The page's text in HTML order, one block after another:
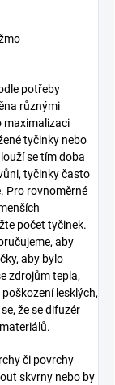
potřeby
různými
maximalizaci
tyčinky nebo
se tím doba
tyčinky často
Pro rovnoměrné
počet tyčinek.
aby
aby bylo
zdrojům tepla,
lesklých,
že se difuzér
či povrchy
skvrny nebo by